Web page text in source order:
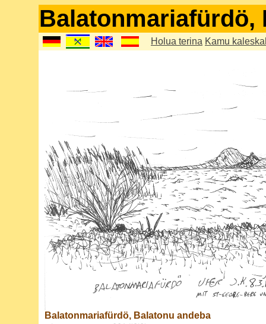
Balatonmariafürdö,
Holua terina Kamu
Balatonmariafürdö, Balatonu andeba